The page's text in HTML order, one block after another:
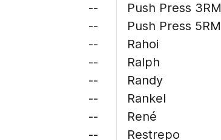
--
--
--
--
--
--
--
--
Push Press 3RM
Push Press 5RM
Rahoi
Ralph
Randy
Rankel
René
Restrepo